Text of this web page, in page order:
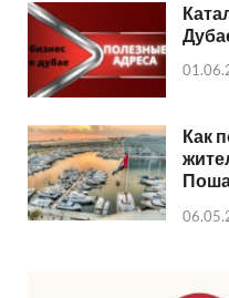
Как